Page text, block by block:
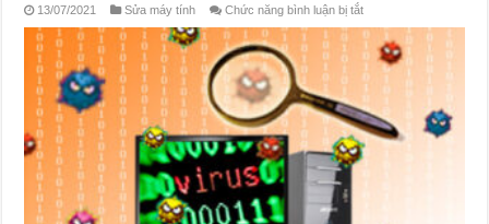
13/07/2021 Sửa máy tính Chức năng bình luận bị tắtở
Máy
Tính
Nhiễm
Virus
Quận
Vấp
–
Giá
Rẻ